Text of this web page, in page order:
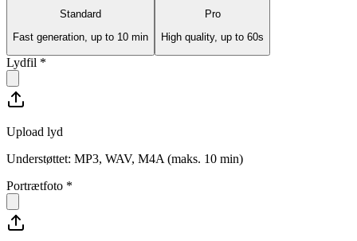
Standard
Fast generation, up to 10 min
Pro
High quality, up to 60s
Lydfil *
Upload lyd
Understøttet: MP3, WAV, M4A (maks. 10 min)
Portrætfoto *